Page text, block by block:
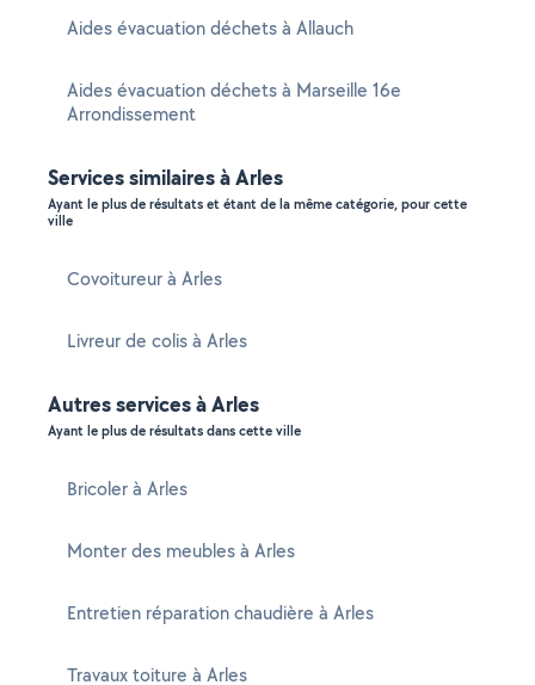
Aides évacuation déchets à Allauch
Aides évacuation déchets à Marseille 16e
Arrondissement
Services similaires à Arles
Ayant le plus de résultats et étant de la même catégorie, pour cette
ville
Covoitureur à Arles
Livreur de colis à Arles
Autres services à Arles
Ayant le plus de résultats dans cette ville
Bricoler à Arles
Monter des meubles à Arles
Entretien réparation chaudière à Arles
Travaux toiture à Arles